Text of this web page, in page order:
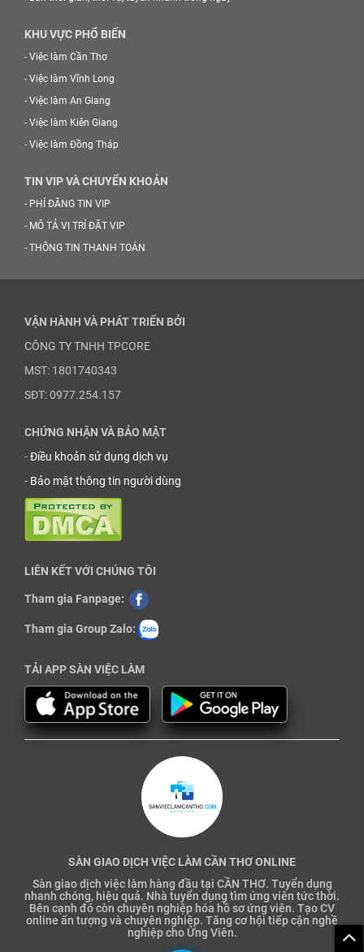
KHU VỰC PHỔ BIẾN
- Việc làm Cần Thơ
- Việc làm Vĩnh Long
- Việc làm An Giang
- Việc làm Kiên Giang
- Việc làm Đồng Tháp
TIN VIP VÀ CHUYỂN KHOẢN
- PHÍ ĐĂNG TIN VIP
- MÔ TẢ VỊ TRÍ ĐẶT VIP
- THÔNG TIN THANH TOÁN
VẬN HÀNH VÀ PHÁT TRIỂN BỞI
CÔNG TY TNHH TPCORE
MST: 1801740343
SĐT: 0977.254.157
CHỨNG NHẬN VÀ BẢO MẬT
-Điều khoản sử dụng dịch vụ
- Bảo mật thông tin người dùng
LIÊN KẾT VỚI CHÚNG TÔI
Tham gia Fanpage:
Tham gia Group Zalo:
TẢI APP SÀN VIỆC LÀM
SÀN GIAO DỊCH VIỆC LÀM CẦN THƠ ONLINE
Sàn giao dịch việc làm hàng đầu tại CẦN THƠ. Tuyển dụng
nhanh chóng, hiệu quả. Nhà tuyển dụng tìm ứng viên tức thời.
Bên cạnh đó còn chuyên nghiệp hóa hồ sơ ứng viên. Tạo CV
online ấn tượng và chuyên nghiệp. Tăng cơ hội tiếp cận nghề
nghiệp cho Ứng Viên.